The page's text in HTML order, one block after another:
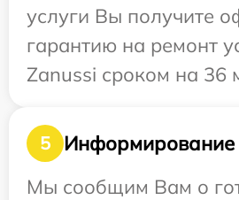
услуги Вы получите
гарантию на ремонт
Zanussi сроком на 36
5
Информирование
Мы сообщим Вам о